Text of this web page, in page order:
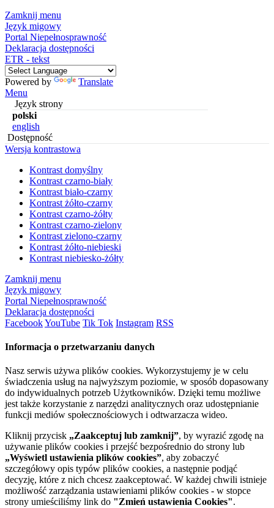
Zamknij menu
Język migowy
Portal Niepełnosprawność
Deklaracja dostępności
ETR - tekst
Powered by
Translate
Menu
Język strony
polski
english
Dostępność
Wersja kontrastowa
Kontrast domyślny
Kontrast czarno-biały
Kontrast biało-czarny
Kontrast żółto-czarny
Kontrast czarno-żółty
Kontrast czarno-zielony
Kontrast zielono-czarny
Kontrast żółto-niebieski
Kontrast niebiesko-żółty
Zamknij menu
Język migowy
Portal Niepełnosprawność
Deklaracja dostępności
FacebookYouTube Tik Tok Instagram RSS
Informacja o przetwarzaniu danych
Nasz serwis używa plików cookies. Wykorzystujemy je w celu
świadczenia usług na najwyższym poziomie, w sposób dopasowany
do indywidualnych potrzeb Użytkowników. Dzięki temu możliwe
jest także korzystanie z narzędzi analitycznych oraz udostępnianie
funkcji mediów społecznościowych i odtwarzacza wideo.
Kliknij przycisk „Zaakceptuj lub zamknij”, by wyrazić zgodę na
używanie plików cookies i przejść bezpośrednio do strony lub
„Wyświetl ustawienia plików cookies”, aby zobaczyć
szczegółowy opis typów plików cookies, a następnie podjąć
decyzję, które z nich chcesz zaakceptować. W każdej chwili istnieje
możliwość zarządzania ustawieniami plików cookies - w stopce
strony umieściliśmy link do "Zmień ustawienia Cookies".